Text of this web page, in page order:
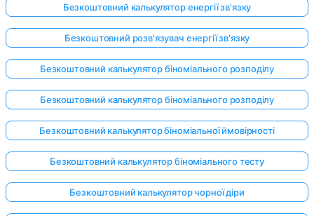
Безкоштовний калькулятор енергії зв'язку
Безкоштовний розв'язувач енергії зв'язку
Безкоштовний калькулятор біноміального розподілу
Безкоштовний калькулятор біноміального розподілу
Безкоштовний калькулятор біноміальної ймовірності
Безкоштовний калькулятор біноміального тесту
Безкоштовний калькулятор чорної діри